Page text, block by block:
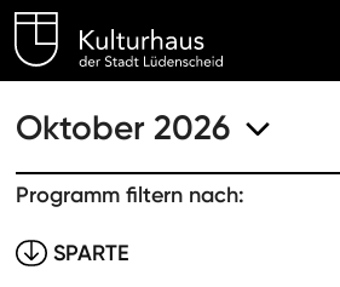
Oktober 2026
Programm filtern nach:
SPARTE